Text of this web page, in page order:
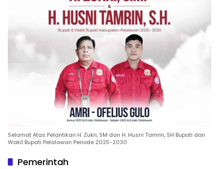
Selamat Atas Pelantikan H. Zukri, SM dan H. Husni Tamrin, SH Bupati dan
Wakil Bupati Pelalawan Periode 2025-2030
Pemerintah